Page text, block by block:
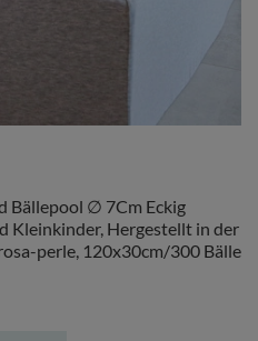
Bällepool ∅ 7Cm Eckig
Kleinkinder, Hergestellt in der
perle, 120x30cm/300 Bälle